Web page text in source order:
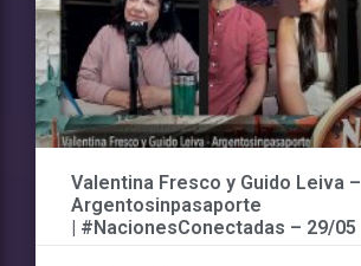
Valentina Fresco y Guido Leiva –
Argentosinpasaporte
| #NacionesConectadas – 29/05